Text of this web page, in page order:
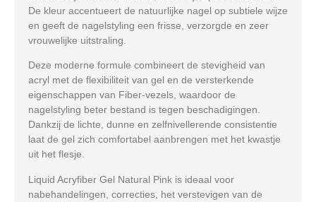
De kleur accentueert de natuurlijke nagel op subtiele wijze
en geeft de nagelstyling een frisse, verzorgde en zeer
vrouwelijke uitstraling.
Deze moderne formule combineert de stevigheid van
acryl met de flexibiliteit van gel en de versterkende
eigenschappen van Fiber-vezels, waardoor de
nagelstyling beter bestand is tegen beschadigingen.
Dankzij de lichte, dunne en zelfnivellerende consistentie
laat de gel zich comfortabel aanbrengen met het kwastje
uit het flesje.
Liquid Acryfiber Gel Natural Pink is ideaal voor
nabehandelingen, correcties, het verstevigen van de